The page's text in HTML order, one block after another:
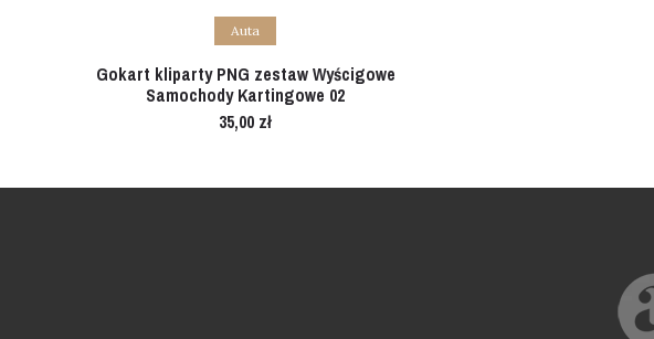
Add to cart
Auta
Gokart kliparty PNG zestaw Wyścigowe
Samochody Kartingowe 02
35,00 zł